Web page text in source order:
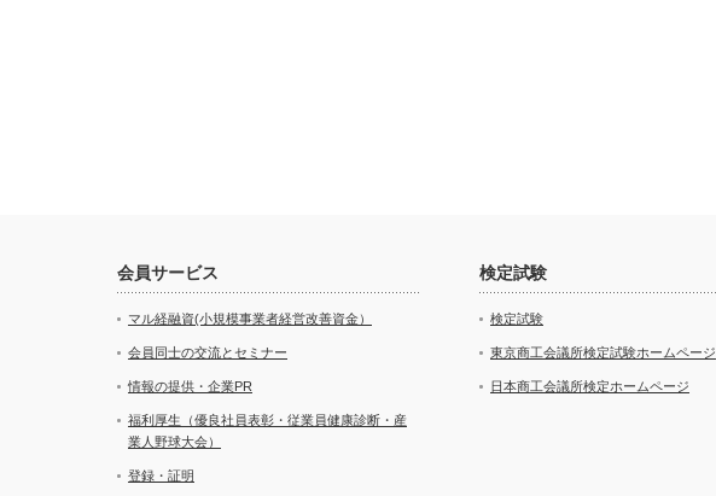
会員サービス
マル経融資(小規模事業者経営改善資金）
会員同士の交流とセミナー
情報の提供・企業PR
福利厚生（優良社員表彰・従業員健康診断・産
業人野球大会）
登録・証明
検定試験
検定試験
東京商工会議所検定試験ホームページ
日本商工会議所検定ホームページ